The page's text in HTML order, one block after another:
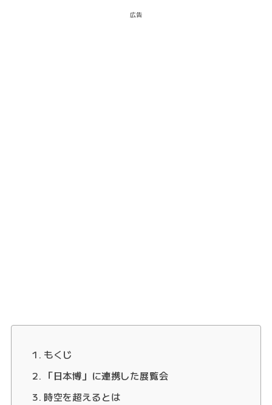
広告
もくじ
「日本博」に連携した展覧会
時空を超えるとは